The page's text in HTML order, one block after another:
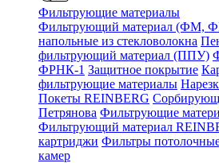
Фильтрующие материалы
Фильтрующий материал (ФМ,
напольные из стекловолокна
фильтрующий материал (ППУ)
ФРНК-1 Защитное покрытие
фильтрующие материалы
Покеты REINBERG
Петрянова Фильтрующие
Фильтрующий материал
картриджи Фильтры
камер